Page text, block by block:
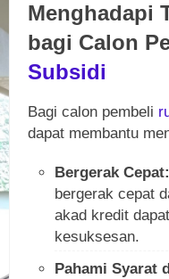
Menghadapi
bagi Calon
Subsidi
Bagi calon pembeli
dapat membantu
Bergerak Cepat:
bergerak cepat
akad kredit
kesuksesan.
Pahami Syarat